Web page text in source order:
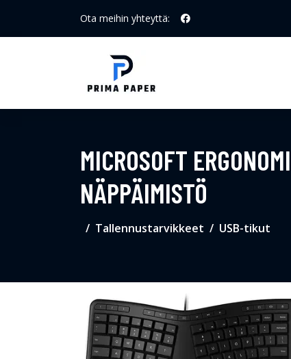
Ota meihin yhteyttä:
MICROSOFT
NÄPPÄIMISTÖ
Tallennustarvikkeet USB-tikut